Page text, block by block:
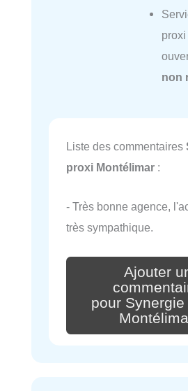
non
Liste des commentaires
proxi Montélimar :
- Très bonne agence,
très sympathique.
Ajouter
pour Synergie